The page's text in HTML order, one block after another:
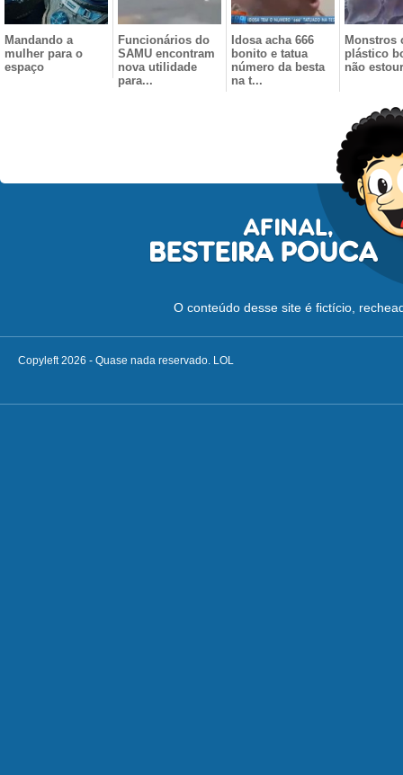
Mandando a
mulher para o
espaço
Funcionários do
SAMU encontram
nova utilidade
para...
Idosa acha 666
bonito e tatua
número da besta
na t...
Monstros
plástico
não
O conteúdo desse site é fictício,
Copyleft 2026 - Quase nada reservado. LOL